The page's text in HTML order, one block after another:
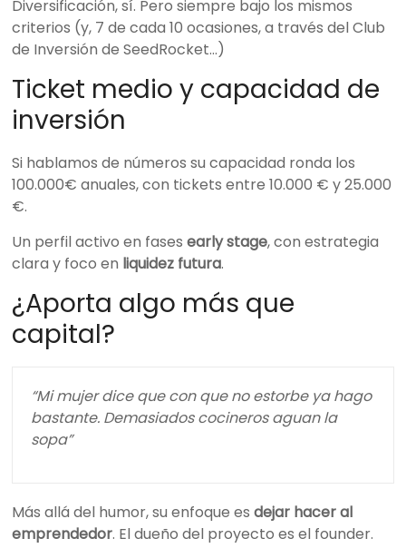
Diversificación, sí. Pero siempre bajo los mismos
criterios (y, 7 de cada 10 ocasiones, a través del Club
de Inversión de SeedRocket…)
Ticket medio y capacidad de
inversión
Si hablamos de números su capacidad ronda los
100.000€ anuales, con tickets entre 10.000 € y 25.000
€.
Un perfil activo en fasesearly stage, con estrategia
clara y foco en liquidez futura.
¿Aporta algo más que
capital?
“Mi mujer dice que con que no estorbe ya hago
bastante. Demasiados cocineros aguan la
sopa”
Más allá del humor, su enfoque esdejar hacer al
emprendedor. El dueño del proyecto es el founder.